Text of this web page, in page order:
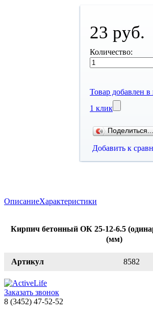
23 руб.
Количество:
Товар добавлен в
1 клик
Поделиться...
Добавить к
ОписаниеХарактеристики
Кирпич бетонный ОК 25-12-6.5
(мм)
Артикул 8582
Заказать звонок
8 (3452) 47-52-52